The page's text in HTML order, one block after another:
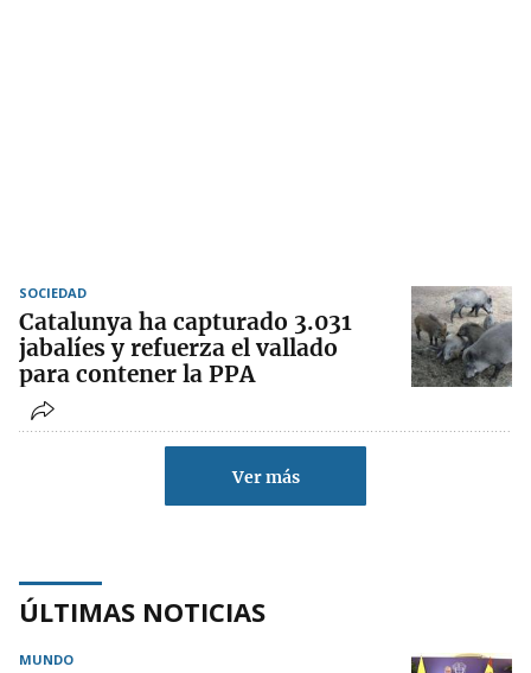
SOCIEDAD
Catalunya ha capturado 3.031
jabalíes y refuerza el vallado
para contener la PPA
Ver más
ÚLTIMAS NOTICIAS
MUNDO